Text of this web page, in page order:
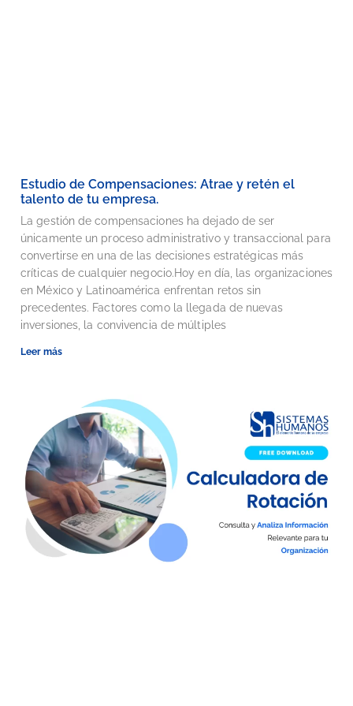
Estudio de Compensaciones: Atrae y retén el
talento de tu empresa.
La gestión de compensaciones ha dejado de ser
únicamente un proceso administrativo y transaccional para
convertirse en una de las decisiones estratégicas más
críticas de cualquier negocio.Hoy en día, las organizaciones
en México y Latinoamérica enfrentan retos sin
precedentes. Factores como la llegada de nuevas
inversiones, la convivencia de múltiples
Leer más